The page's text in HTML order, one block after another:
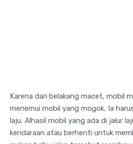
Karena dari belakang macet, mobil
menemui mobil yang mogok, Ia
laju. Alhasil mobil yang ada di jalur
kendaraan atau berhenti untuk